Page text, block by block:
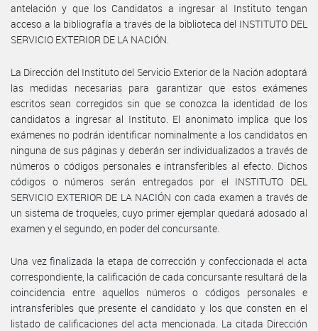
antelación y que los Candidatos a ingresar al Instituto tengan
acceso a la bibliografía a través de la biblioteca del INSTITUTO DEL
SERVICIO EXTERIOR DE LA NACIÓN.
La Dirección del Instituto del Servicio Exterior de la Nación adoptará
las medidas necesarias para garantizar que estos exámenes
escritos sean corregidos sin que se conozca la identidad de los
candidatos a ingresar al Instituto. El anonimato implica que los
exámenes no podrán identificar nominalmente a los candidatos en
ninguna de sus páginas y deberán ser individualizados a través de
números o códigos personales e intransferibles al efecto. Dichos
códigos o números serán entregados por el INSTITUTO DEL
SERVICIO EXTERIOR DE LA NACIÓN con cada examen a través de
un sistema de troqueles, cuyo primer ejemplar quedará adosado al
examen y el segundo, en poder del concursante.
Una vez finalizada la etapa de corrección y confeccionada el acta
correspondiente, la calificación de cada concursante resultará de la
coincidencia entre aquellos números o códigos personales e
intransferibles que presente el candidato y los que consten en el
listado de calificaciones del acta mencionada. La citada Dirección